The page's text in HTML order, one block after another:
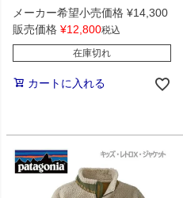
メーカー希望小売価格 ¥14,300
販売価格 ¥12,800税込
在庫切れ
カートに入れる